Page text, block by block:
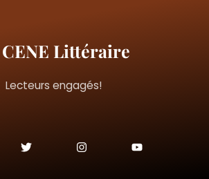
Littéraire
Lecteurs engagés!
w
i
n
s
o
u